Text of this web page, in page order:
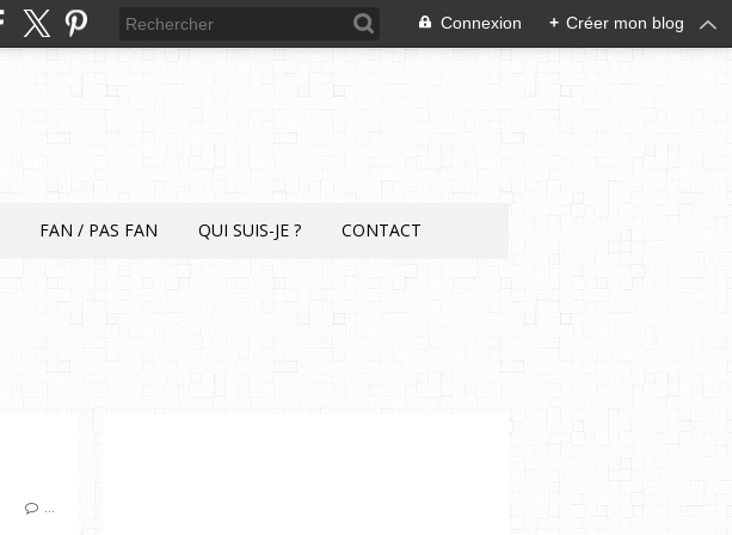
Connexion + Créer mon blog
FAN / PAS FAN QUI SUIS-JE ? CONTACT